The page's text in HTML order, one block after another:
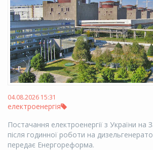
04.08.2026 15:31
електроенергія
Постачання електроенергії з України на
після годинної роботи на
передає Енергореформа.